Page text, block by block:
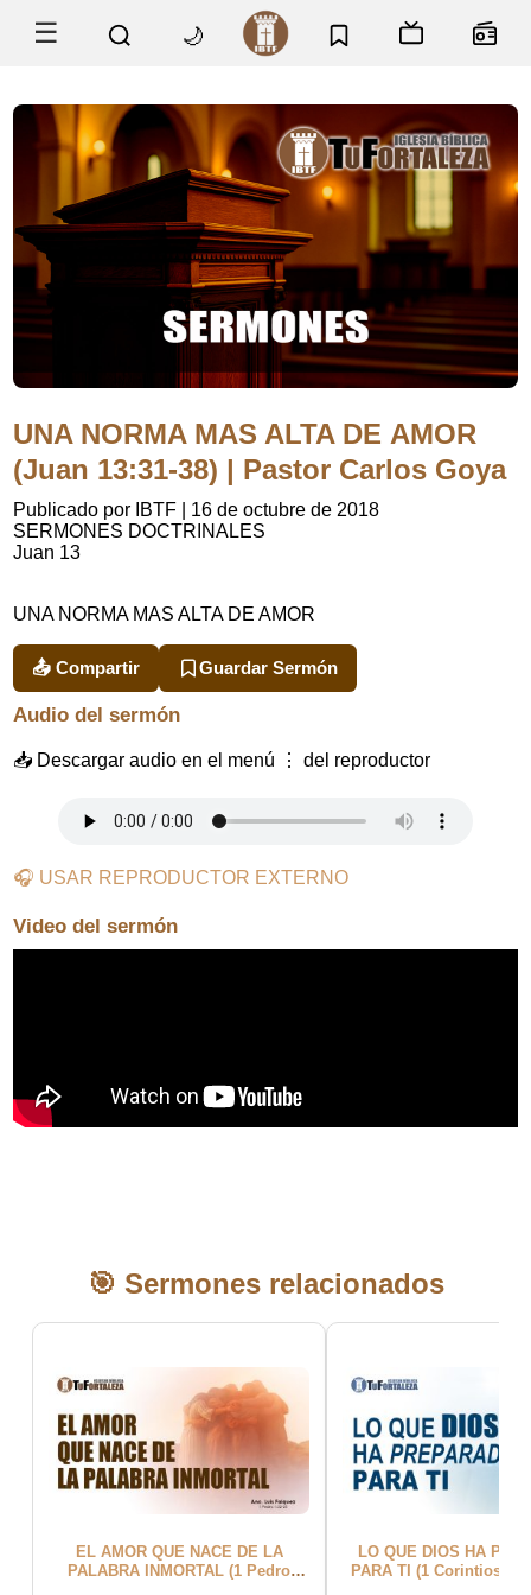
☰ 🌙
UNA NORMA MAS ALTA DE AMOR
(Juan 13:31-38) | Pastor Carlos Goya
Publicado por IBTF
16 de octubre de 2018
SERMONES DOCTRINALES
Juan 13
UNA NORMA MAS ALTA DE AMOR
📤 Compartir Guardar Sermón
Audio del sermón
📥 Descargar audio en el menú ⋮ del reproductor
🎧 USAR REPRODUCTOR EXTERNO
Video del sermón
🎯 Sermones relacionados
EL AMOR QUE NACE DE LA
PALABRA INMORTAL (1 Pedro
LO QUE DIOS HA
PARA TI (1 Corintios